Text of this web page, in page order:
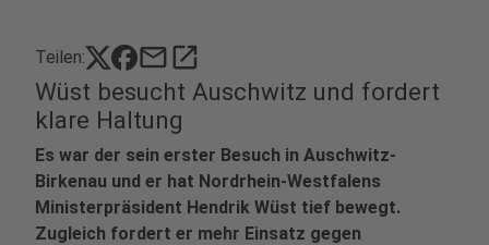
Teilen: mailopen_in_new
Wüst besucht Auschwitz und fordert
klare Haltung
Es war der sein erster Besuch in Auschwitz-
Birkenau und er hat Nordrhein-Westfalens
Ministerpräsident Hendrik Wüst tief bewegt.
Zugleich fordert er mehr Einsatz gegen